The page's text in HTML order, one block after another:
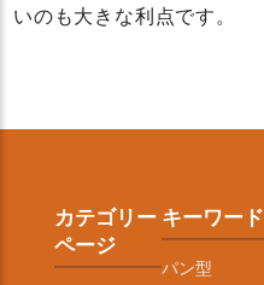
いのも大きな利点です。
カテゴリー
ページ
キーワード
パン型